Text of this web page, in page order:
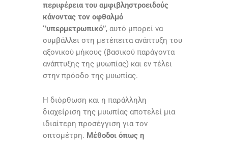
περιφέρεια του αμφιβληστροειδούς
κάνοντας τον οφθαλμό
‘’υπερμετρωπικό’’, αυτό μπορεί να
συμβάλλει στη μετέπειτα ανάπτυξη του
αξονικού μήκους (βασικού παράγοντα
ανάπτυξης της μυωπίας) και εν τέλει
στην πρόοδο της μυωπίας.
Η διόρθωση και η παράλληλη
διαχείριση της μυωπίας αποτελεί μια
ιδιαίτερη προσέγγιση για τον
οπτομέτρη. Μέθοδοι όπως η